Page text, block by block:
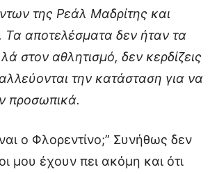
της Ρεάλ Μαδρίτης και
Τα αποτελέσματα δεν ήταν τα
στον αθλητισμό, δεν κερδίζεις
την κατάσταση για να
προσωπικά.
ο Φλορεντίνο;” Συνήθως δεν
μου έχουν πει ακόμη και ότι